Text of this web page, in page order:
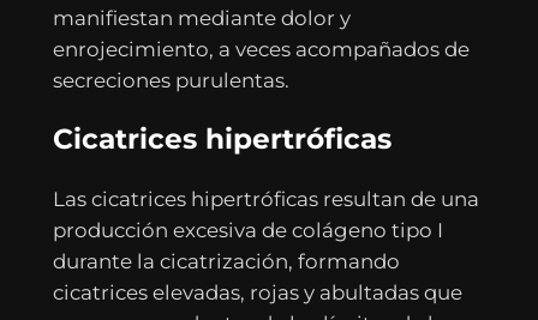
manifiestan mediante dolor y
enrojecimiento, a veces acompañados de
secreciones purulentas.
Cicatrices hipertróficas
Las cicatrices hipertróficas resultan de una
producción excesiva de colágeno tipo I
durante la cicatrización, formando
cicatrices elevadas, rojas y abultadas que